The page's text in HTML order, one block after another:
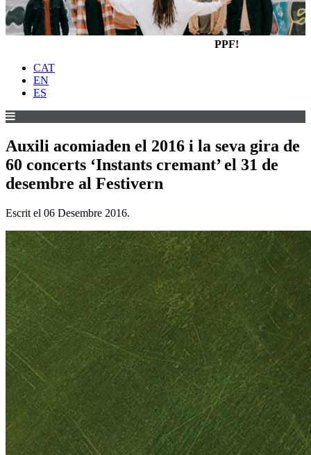
PPF!
CAT
EN
ES
Auxili acomiaden el 2016 i la seva gira de
60 concerts ‘Instants cremant’ el 31 de
desembre al Festivern
Escrit el 06 Desembre 2016.